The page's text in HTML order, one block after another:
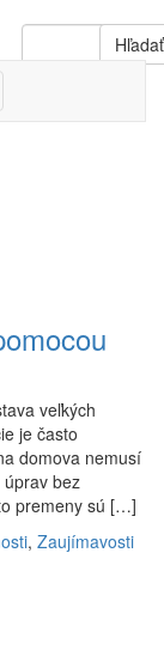
Hľadať
veľkých
je často
domova nemusí
bez
premeny sú […]
, Zaujímavosti